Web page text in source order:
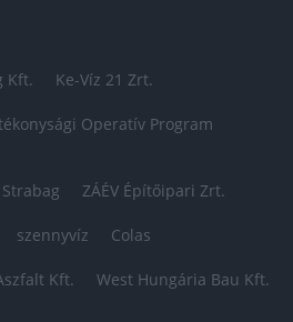
Kft. Ke-Víz 21 Zrt.
Operatív Program
Strabag ZÁÉV Építőipari Zrt.
szennyvíz Colas
Kft. West Hungária Bau Kft.